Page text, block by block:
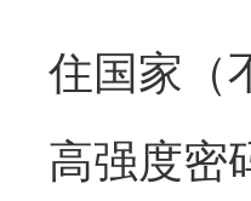
住国家（
高强度密